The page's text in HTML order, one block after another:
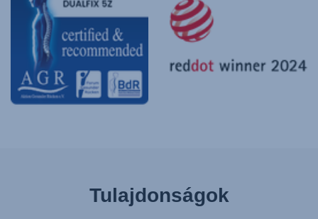
Tulajdonságok